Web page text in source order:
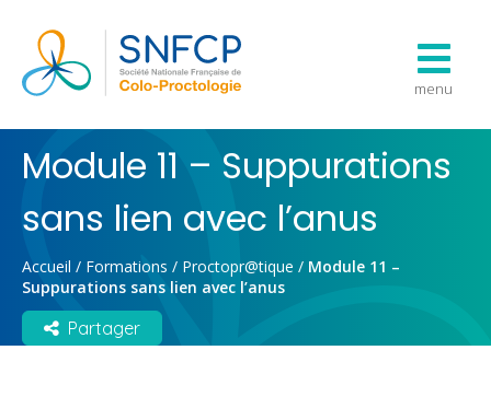
menu
Module 11 – Suppurations
sans lien avec l’anus
Accueil / Formations / Proctopr@tique / Module 11 –
Suppurations sans lien avec l’anus
Partager